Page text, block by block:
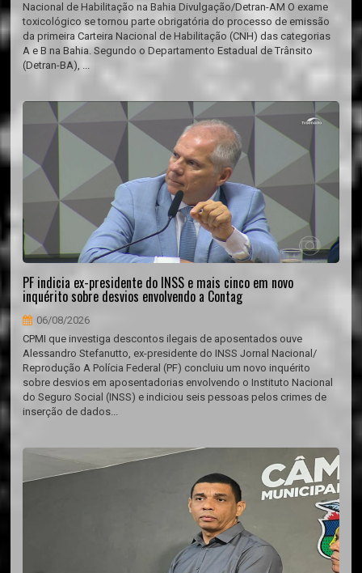
Nacional de Habilitação na Bahia Divulgação/Detran-AM O exame
toxicológico se tornou parte obrigatória do processo de emissão
da primeira Carteira Nacional de Habilitação (CNH) das categorias
A e B na Bahia. Segundo o Departamento Estadual de Trânsito
(Detran-BA), ...
PF indicia ex-presidente do INSS e mais cinco em novo
inquérito sobre desvios envolvendo a Contag
06/08/2026
CPMI que investiga descontos ilegais de aposentados ouve
Alessandro Stefanutto, ex-presidente do INSS Jornal Nacional/
Reprodução A Polícia Federal (PF) concluiu um novo inquérito
sobre desvios em aposentadorias envolvendo o Instituto Nacional
do Seguro Social (INSS) e indiciou seis pessoas pelos crimes de
inserção de dados...